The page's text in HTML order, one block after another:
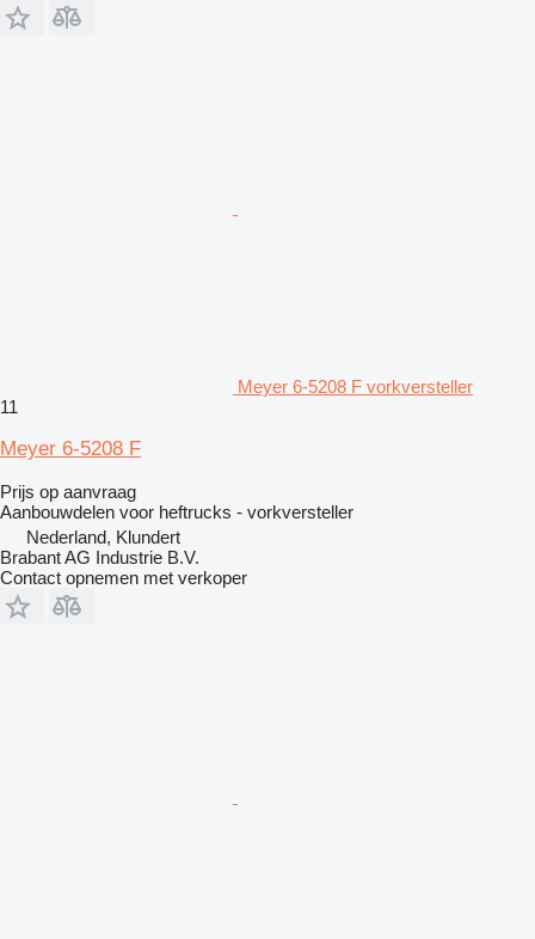
Meyer 6-5208 F vorkversteller
11
Meyer 6-5208 F
Prijs op aanvraag
Aanbouwdelen voor heftrucks - vorkversteller
Nederland, Klundert
Brabant AG Industrie B.V.
Contact opnemen met verkoper